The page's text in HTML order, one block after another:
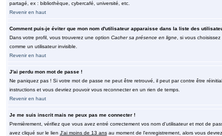
partagé, ex : bibliothèque, cybercafé, université, etc.
Revenir en haut
Comment puis-je éviter que mon nom d'utilisateur apparaisse dans la liste des
Dans votre profil, vous trouverez une option Cacher sa présence en ligne, si vous choisissez
comme un utilisateur invisible.
Revenir en haut
J'ai perdu mon mot de passe !
Ne paniquez pas ! Si votre mot de passe ne peut être retrouvé, il peut par contre être
instructions et vous devriez pouvoir vous reconnecter en un rien de temps.
Revenir en haut
Je me suis inscrit mais ne peux pas me connecter !
Premièrement, vérifiez que vous avez entré correctement vos nom d'utilisateur et mot de
avez cliqué sur le lien J'ai moins de 13 ansau moment de l'enregistrement, alors vous